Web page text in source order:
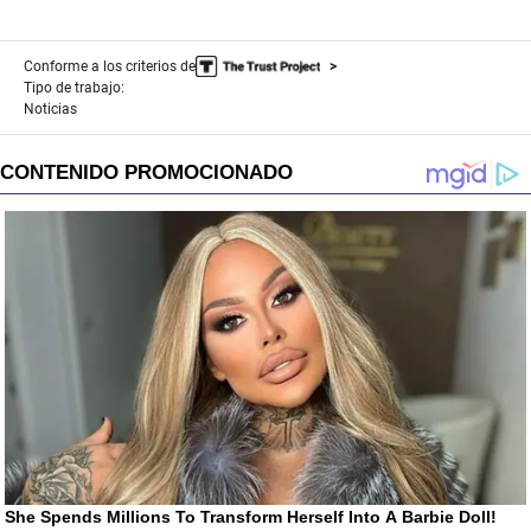
Conforme a los criterios de
Tipo de trabajo:
Noticias